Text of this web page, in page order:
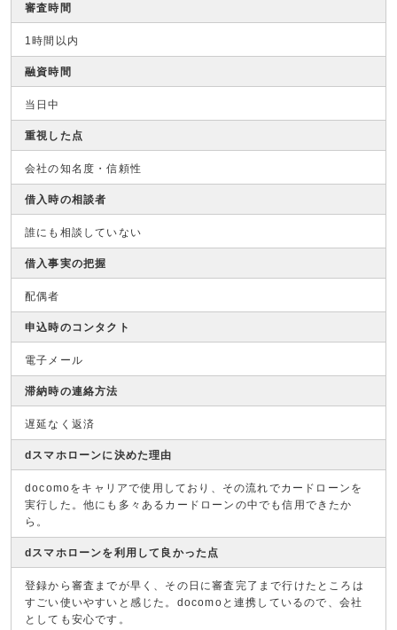
審査時間
1時間以内
融資時間
当日中
重視した点
会社の知名度・信頼性
借入時の相談者
誰にも相談していない
借入事実の把握
配偶者
申込時のコンタクト
電子メール
滞納時の連絡方法
遅延なく返済
dスマホローンに決めた理由
docomoをキャリアで使用しており、その流れでカードローンを
実行した。他にも多々あるカードローンの中でも信用できたか
ら。
dスマホローンを利用して良かった点
登録から審査までが早く、その日に審査完了まで行けたところは
すごい使いやすいと感じた。docomoと連携しているので、会社
としても安心です。